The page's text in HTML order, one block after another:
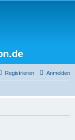
Anmelden
Registrieren